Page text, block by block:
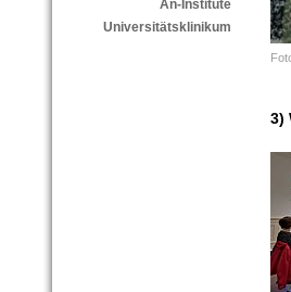
An-Institute
Universitätsklinikum
3)